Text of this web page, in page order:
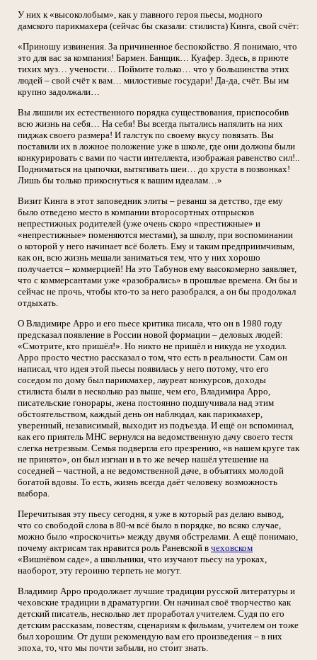
У них к «высоколобым», как у главного героя пьесы, модного
дамского парикмахера (сейчас бы сказали: стилиста) Кинга, свой счёт:
«Приношу извинения. За причиненное беспокойство. Я понимаю, что
это для вас за компания! Бармен. Банщик… Куафер. Здесь, в приюте
тихих муз… учености… Поймите только… что у большинства этих
людей – свой счёт к вам… милостивые государи! Да-да, счёт. Вы им
крупно задолжали…
Вы лишили их естественного порядка существования, приспособив
всю жизнь на себя… На себя! Вы всегда пытались напялить на них
пиджак своего размера! И галстук по своему вкусу повязать. Вы
поставили их в ложное положение уже в школе, где они должны были
конкурировать с вами по части интеллекта, изображая равенство сил!..
Подниматься на цыпочки, вытягивать шеи… до хруста в позвонках!
Лишь бы только прикоснуться к вашим идеалам…»
Визит Кинга в этот заповедник элиты – реванш за детство, где ему
было отведено место в компании второсортных отпрысков
непрестижных родителей (уже очень скоро «престижные» и
«непрестижные» поменяются местами), за школу, при воспоминании
о которой у него начинает всё болеть. Ему и таким предприимчивым,
как он, всю жизнь мешали заниматься тем, что у них хорошо
получается – коммерцией! На это Табунов ему высокомерно заявляет,
что с коммерсантами уже «разобрались» в прошлые времена. Он бы и
сейчас не прочь, чтобы кто-то за него разобрался, а он бы продолжал
отдыхать.
О Владимире Арро и его пьесе критика писала, что он в 1980 году
предсказал появление в России новой формации – деловых людей:
«Смотрите, кто пришёл!». Но никто не пришёл и никуда не уходил.
Арро просто честно рассказал о том, что есть в реальности. Сам он
написал, что идея этой пьесы появилась у него потому, что его
соседом по дому был парикмахер, лауреат конкурсов, доходы
стилиста были в несколько раз выше, чем его, Владимира Арро,
писательские гонорары, жена постоянно подшучивала над этим
обстоятельством, каждый день он наблюдал, как парикмахер,
уверенный, независимый, выходит из подъезда. И ещё он вспоминал,
как его приятель МНС вернулся на ведомственную дачу своего тестя
слегка нетрезвым. Семья подвергла его презрению, «в нашем круге так
не принято», он был изгнан и в то же вечер нашёл утешение на
соседней – частной, а не ведомственной даче, в объятиях молодой
богатой вдовы. То есть, жизнь всегда даёт человеку возможность
выбора.
Перечитывая эту пьесу сегодня, я уже в который раз делаю вывод,
что со свободой слова в 80-м всё было в порядке, во всяко случае,
можно было «проскочить» между двумя обстрелами. А ещё понимаю,
почему актрисам так нравится роль Раневской в чеховском
«Вишнёвом саде», а школьники, что изучают пьесу на уроках,
наоборот, эту героиню терпеть не могут.
Владимир Арро продолжает лучшие традиции русской литературы и
чеховские традиции в драматургии. Он начинал своё творчество как
детский писатель, несколько лет проработал учителем. Судя по его
детским рассказам, повестям, сценариям к фильмам, учителем он тоже
был хорошим. От души рекомендую вам его произведения – в них
эпоха, то, что мы почти забыли, но сто́ит знать.